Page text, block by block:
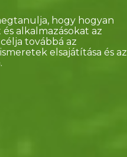
hogy hogyan
alkalmazásokat az
továbbá az
elsajátítása és az